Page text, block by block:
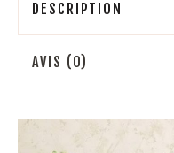
DESCRIPTION
AVIS (0)